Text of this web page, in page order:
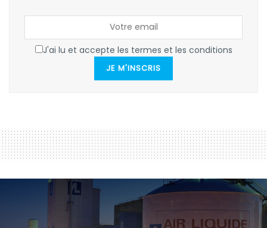
J'ai lu et accepte les termes et les conditions
JE M'INSCRIS